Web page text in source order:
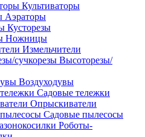
Культиваторы
Аэраторы
Кусторезы
Ножницы
Измельчители
Высоторезы/
Воздуходувы
Садовые тележки
Опрыскиватели
Садовые пылесосы
Роботы-